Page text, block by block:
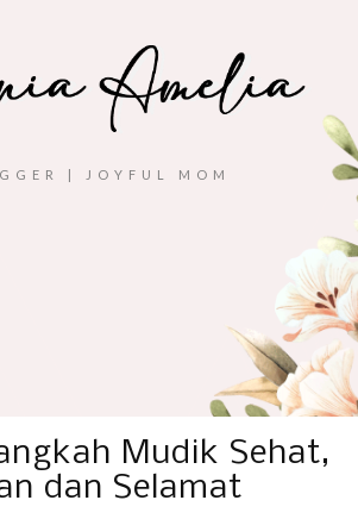
| JOYFUL MOM
Mudik Sehat,
dan Selamat